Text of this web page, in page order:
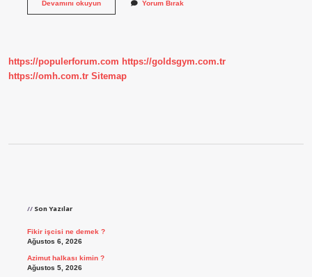
Devamını okuyunFısk
Yorum Bırak
https://populerforum.com https://goldsgym.com.tr
https://omh.com.tr Sitemap
Son Yazılar
Fikir işcisi ne demek ?
Ağustos 6, 2026
Azimut halkası kimin ?
Ağustos 5, 2026